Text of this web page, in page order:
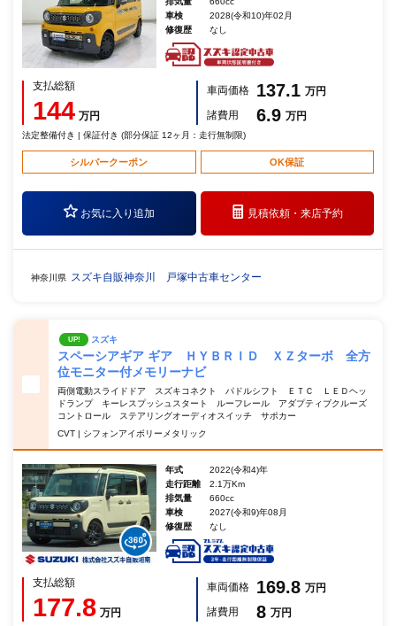
車検
2028(令和10)年02月
修復歴
なし
支払総額
144 万円
車両価格 137.1 万円
諸費用
6.9 万円
法定整備付き | 保証付き (部分保証 12ヶ月：走行無制限)
シルバークーポン OK保証
お気に入り追加 見積依頼・来店予約
神奈川県 スズキ自販神奈川 戸塚中古車センター
UP! スズキ
スペーシアギア ギア ＨＹＢＲＩＤ ＸＺターボ 全方
位モニター付メモリーナビ
両側電動スライドドア スズキコネクト パドルシフト ＥＴＣ ＬＥＤヘッ
ドランプ キーレスプッシュスタート ルーフレール アダプティブクルーズ
コントロール ステアリングオーディオスイッチ サポカー
CVT | シフォンアイボリーメタリック
年式
2022(令和4)年
走行距離
2.1万Km
排気量
660cc
車検
2027(令和9)年08月
修復歴
なし
支払総額
177.8 万円
車両価格 169.8 万円
諸費用
8 万円